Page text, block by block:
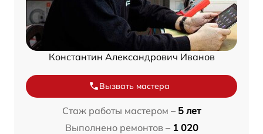
Константин Александрович Иванов
Вызвать мастера
Стаж работы мастером – 5 лет
Выполнено ремонтов – 1 020